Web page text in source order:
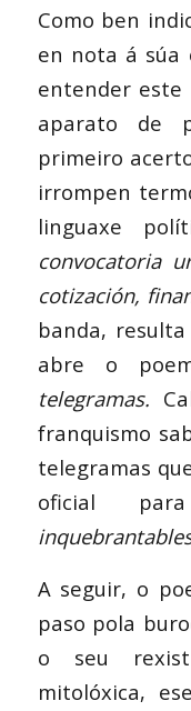
Como ben
en nota á súa
entender este
aparato de
primeiro
irrompen
linguaxe
convocatoria
cotización,
banda,
abre o
telegramas.
franquismo
telegramas
oficial
A seguir, o
paso pola
o seu
mitolóxica,